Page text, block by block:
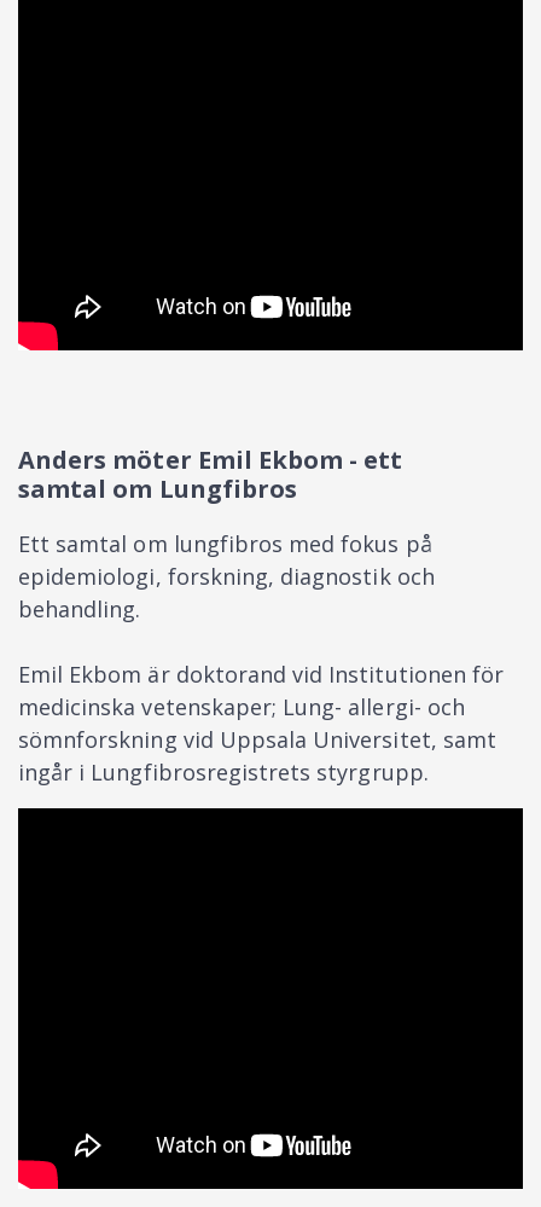
Anders möter Emil Ekbom - ett
samtal om Lungfibros
Ett samtal om lungfibros med fokus på
epidemiologi, forskning, diagnostik och
behandling.
Emil Ekbom är doktorand vid Institutionen för
medicinska vetenskaper; Lung- allergi- och
sömnforskning vid Uppsala Universitet, samt
ingår i Lungfibrosregistrets styrgrupp.